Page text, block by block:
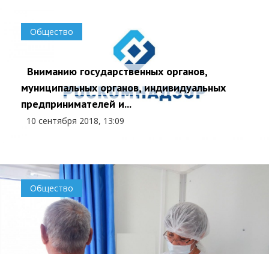
Общество
Вниманию государственных органов,
муниципальных органов, индивидуальных
предпринимателей и...
10 сентября 2018, 13:09
Общество